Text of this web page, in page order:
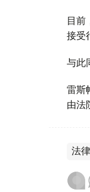
目前
接受
与此
雷斯
由法
法